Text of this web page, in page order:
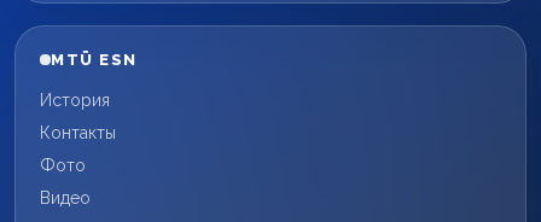
MTÜ ESN
История
Контакты
Фото
Видео